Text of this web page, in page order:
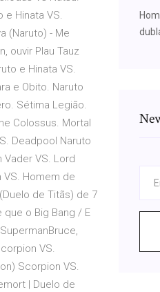
e Hinata VS.
(Naruto) - Me
ouvir Plau Tauz
e Hinata VS.
e Obito. Naruto
Sétima Legião.
Colossus. Mortal
Deadpool Naruto
Vader VS. Lord
VS. Homem de
de Titãs) de 7
o Big Bang / E
VS.
Scorpion VS.
| Duelo de